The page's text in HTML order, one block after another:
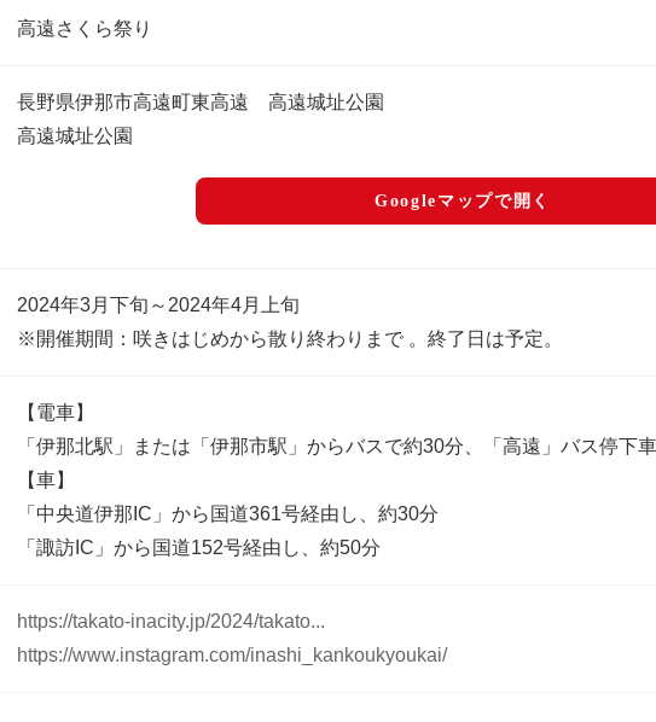
高遠さくら祭り
長野県伊那市高遠町東高遠 高遠城址公園
高遠城址公園
Googleマップで開く
2024年3月下旬～2024年4月上旬
※開催期間：咲きはじめから散り終わりまで 。終了日は予定。
【電車】
「伊那北駅」または「伊那市駅」からバスで約30分、「高遠」バス停下
【車】
「中央道伊那IC」から国道361号経由し、約30分
「諏訪IC」から国道152号経由し、約50分
https://takato-inacity.jp/2024/takato...
https://www.instagram.com/inashi_kankoukyoukai/